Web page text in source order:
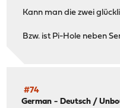
Kann man die zwei
Bzw. ist Pi-Hole neben
#74
German - Deutsch /